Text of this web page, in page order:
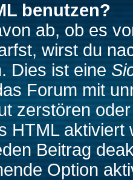
benutzen?
ab, ob es
wirst du
Dies ist eine
Forum mit
zerstören
HTML
Beitrag
Option